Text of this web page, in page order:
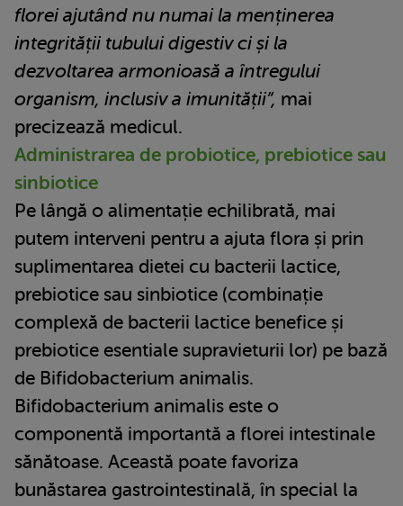
florei ajutând nu numai la menținerea
integrității tubului digestiv ci și la
dezvoltarea armonioasă a întregului
organism, inclusiv a imunității”, mai
precizează medicul.
Administrarea de probiotice, prebiotice sau
sinbiotice
Pe lângă o alimentație echilibrată, mai
putem interveni pentru a ajuta flora și prin
suplimentarea dietei cu bacterii lactice,
prebiotice sau sinbiotice (combinație
complexă de bacterii lactice benefice și
prebiotice esentiale supravieturii lor) pe bază
de Bifidobacterium animalis.
Bifidobacterium animalis este o
componentă importantă a florei intestinale
sănătoase. Această poate favoriza
bunăstarea gastrointestinală, în special la